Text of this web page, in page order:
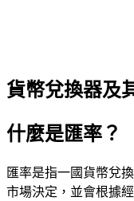
貨幣兌換器及
什麼是匯率？
匯率是指一國貨幣兌
市場決定，並會根據